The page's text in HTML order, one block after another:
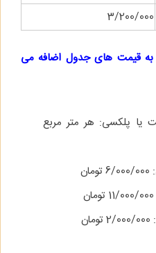
3/200/000
به قیمت های جدول اضافه می
یا پلکسی: هر متر مربع